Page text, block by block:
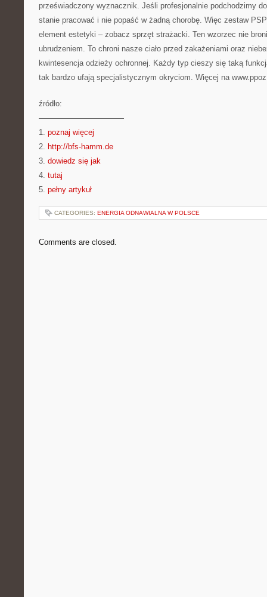
przeświadczony wyznacznik. Jeśli profesjonalnie podchodzimy
stanie pracować i nie popaść w żadną chorobę. Więc zestaw
element estetyki – zobacz sprzęt strażacki. Ten wzorzec nie
ubrudzeniem. To chroni nasze ciało przed zakażeniami oraz
kwintesencja odzieży ochronnej. Każdy typ cieszy się taką
tak bardzo ufają specjalistycznym okryciom. Więcej na
źródło:
———————————
1. poznaj więcej
2. http://bfs-hamm.de
3. dowiedz się jak
4. tutaj
5. pełny artykuł
CATEGORIES: ENERGIA ODNAWIALNA W POLSCE
Comments are closed.